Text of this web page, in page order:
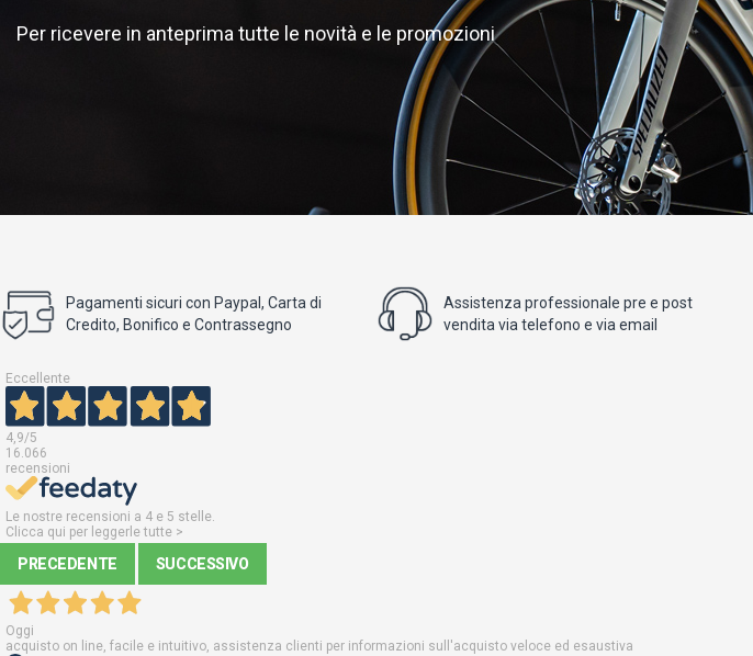
Per ricevere in anteprima tutte le novità e le promozioni
Pagamenti sicuri con Paypal, Carta di
Credito, Bonifico e Contrassegno
Assistenza professionale pre e post
vendita via telefono e via email
Eccellente
4,9/5
16.066
recensioni
Le nostre recensioni a 4 e 5 stelle.
Clicca qui per leggerle tutte >
PRECEDENTE SUCCESSIVO
Oggi
acquisto on line, facile e intuitivo, assistenza clienti per informazioni sull'acquisto veloce ed esaustiva